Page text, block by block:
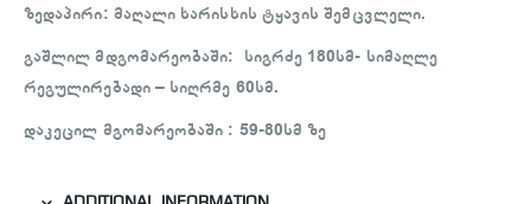
ზედაპირი: მაღალი ხარისხის ტყავის შემცვლელი.
გაშლილ მდგომარეობაში: სიგრძე 180სმ- სიმაღლე
რეგულირებადი – სიღრმე 60სმ.
დაკეცილ მგომარეობაში : 59-80სმ ზე